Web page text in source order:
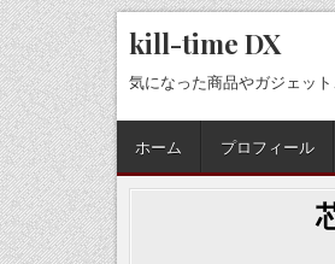
Skip
to
content
kill-time DX
気になった商品やガジェッ
ホーム プロフィール